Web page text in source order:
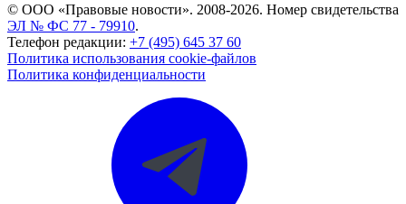
© ООО «Правовые новости». 2008-2026. Номер свидетельства
ЭЛ № ФС 77 - 79910.
Телефон редакции: +7 (495) 645 37 60
Политика использования cookie-файлов
Политика конфиденциальности